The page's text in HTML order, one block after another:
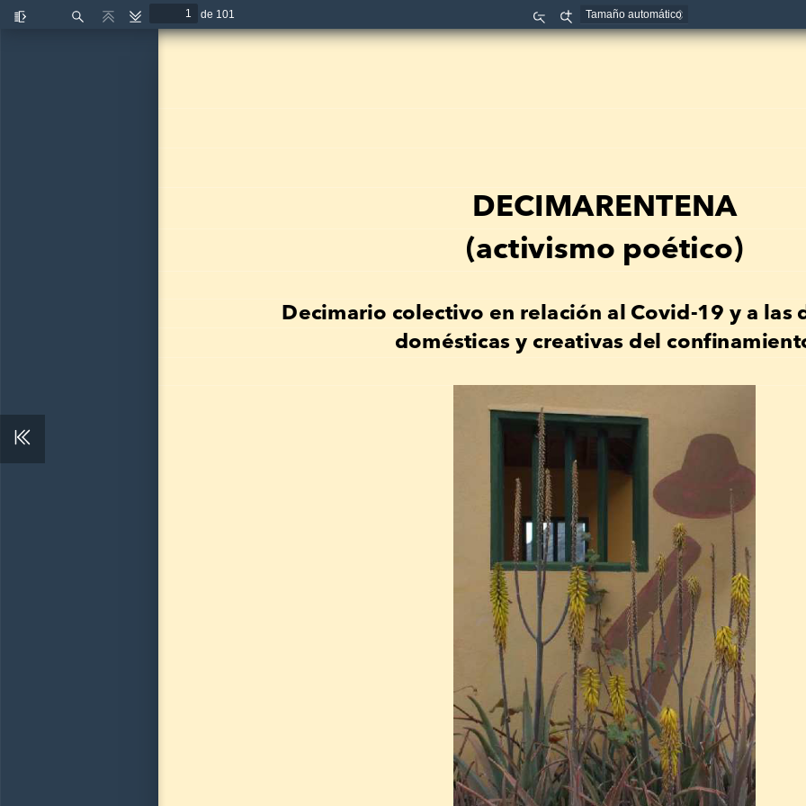
Cambiar
Buscar AnteriorSiguiente
de 101
ReducirAumentar
DECIMARENTENA
(activismo poético)
Decimario colectivo en relación al Covid-19 y a las
domésticas y creativas del